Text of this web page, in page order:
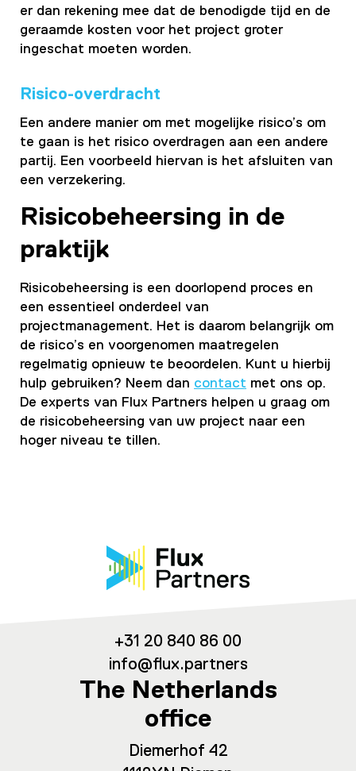
er dan rekening mee dat de benodigde tijd en de
geraamde kosten voor het project groter
ingeschat moeten worden.
Risico-overdracht
Een andere manier om met mogelijke risico’s om
te gaan is het risico overdragen aan een andere
partij. Een voorbeeld hiervan is het afsluiten van
een verzekering.
Risicobeheersing in de
praktijk
Risicobeheersing is een doorlopend proces en
een essentieel onderdeel van
projectmanagement. Het is daarom belangrijk om
de risico’s en voorgenomen maatregelen
regelmatig opnieuw te beoordelen. Kunt u hierbij
hulp gebruiken? Neem dan contact met ons op.
De experts van Flux Partners helpen u graag om
de risicobeheersing van uw project naar een
hoger niveau te tillen.
+31 20 840 86 00
info@flux.partners
The Netherlands
office
Diemerhof 42